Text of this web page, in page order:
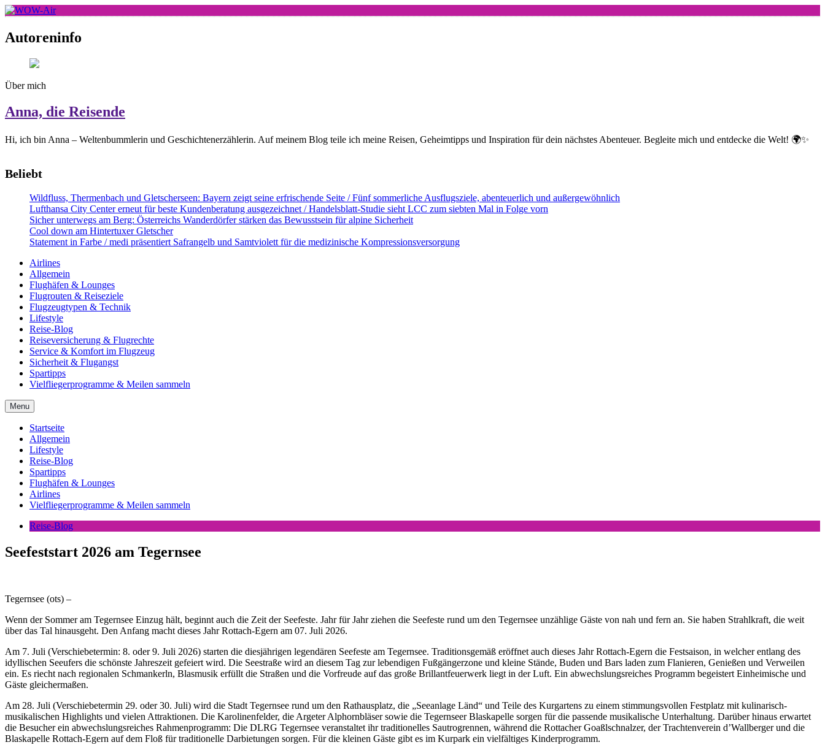
Skip
to
content
WOW-Air
Autoreninfo
Über mich
Anna, die Reisende
Hi, ich bin Anna – Weltenbummlerin und Geschichtenerzählerin. Auf meinem Blog teile ich meine Reisen, Geheimtipps und Inspiration für dein nächstes Abenteuer. Begleite mich und entdecke die Welt! 🌍✨
Beliebt
Wildfluss, Thermenbach und Gletscherseen: Bayern zeigt seine erfrischende Seite / Fünf sommerliche Ausflugsziele, abenteuerlich und außergewöhnlich
Lufthansa City Center erneut für beste Kundenberatung ausgezeichnet / Handelsblatt-Studie sieht LCC zum siebten Mal in Folge vorn
Sicher unterwegs am Berg: Österreichs Wanderdörfer stärken das Bewusstsein für alpine Sicherheit
Cool down am Hintertuxer Gletscher
Statement in Farbe / medi präsentiert Safrangelb und Samtviolett für die medizinische Kompressionsversorgung
Airlines
Allgemein
Flughäfen & Lounges
Flugrouten & Reiseziele
Flugzeugtypen & Technik
Lifestyle
Reise-Blog
Reiseversicherung & Flugrechte
Service & Komfort im Flugzeug
Sicherheit & Flugangst
Spartipps
Vielfliegerprogramme & Meilen sammeln
Menu
Startseite
Allgemein
Lifestyle
Reise-Blog
Spartipps
Flughäfen & Lounges
Airlines
Vielfliegerprogramme & Meilen sammeln
Reise-Blog
Seefeststart 2026 am Tegernsee
Tegernsee (ots) –
Wenn der Sommer am Tegernsee Einzug hält, beginnt auch die Zeit der Seefeste. Jahr für Jahr ziehen die Seefeste rund um den Tegernsee unzählige Gäste von nah und fern an. Sie haben Strahlkraft, die weit
über das Tal hinausgeht. Den Anfang macht dieses Jahr Rottach-Egern am 07. Juli 2026.
Am 7. Juli (Verschiebetermin: 8. oder 9. Juli 2026) starten die diesjährigen legendären Seefeste am Tegernsee. Traditionsgemäß eröffnet auch dieses Jahr Rottach-Egern die Festsaison, in welcher entlang des
idyllischen Seeufers die schönste Jahreszeit gefeiert wird. Die Seestraße wird an diesem Tag zur lebendigen Fußgängerzone und kleine Stände, Buden und Bars laden zum Flanieren, Genießen und Verweilen
ein. Es riecht nach regionalen Schmankerln, Blasmusik erfüllt die Straßen und die Vorfreude auf das große Brillantfeuerwerk liegt in der Luft. Ein abwechslungsreiches Programm begeistert Einheimische und
Gäste gleichermaßen.
Am 28. Juli (Verschiebetermin 29. oder 30. Juli) wird die Stadt Tegernsee rund um den Rathausplatz, die „Seeanlage Länd“ und Teile des Kurgartens zu einem stimmungsvollen Festplatz mit kulinarisch-
musikalischen Highlights und vielen Attraktionen. Die Karolinenfelder, die Argeter Alphornbläser sowie die Tegernseer Blaskapelle sorgen für die passende musikalische Unterhaltung. Darüber hinaus erwartet
die Besucher ein abwechslungsreiches Rahmenprogramm: Die DLRG Tegernsee veranstaltet ihr traditionelles Sautrogrennen, während die Rottacher Goaßlschnalzer, der Trachtenverein d’Wallberger und die
Blaskapelle Rottach-Egern auf dem Floß für traditionelle Darbietungen sorgen. Für die kleinen Gäste gibt es im Kurpark ein vielfältiges Kinderprogramm.